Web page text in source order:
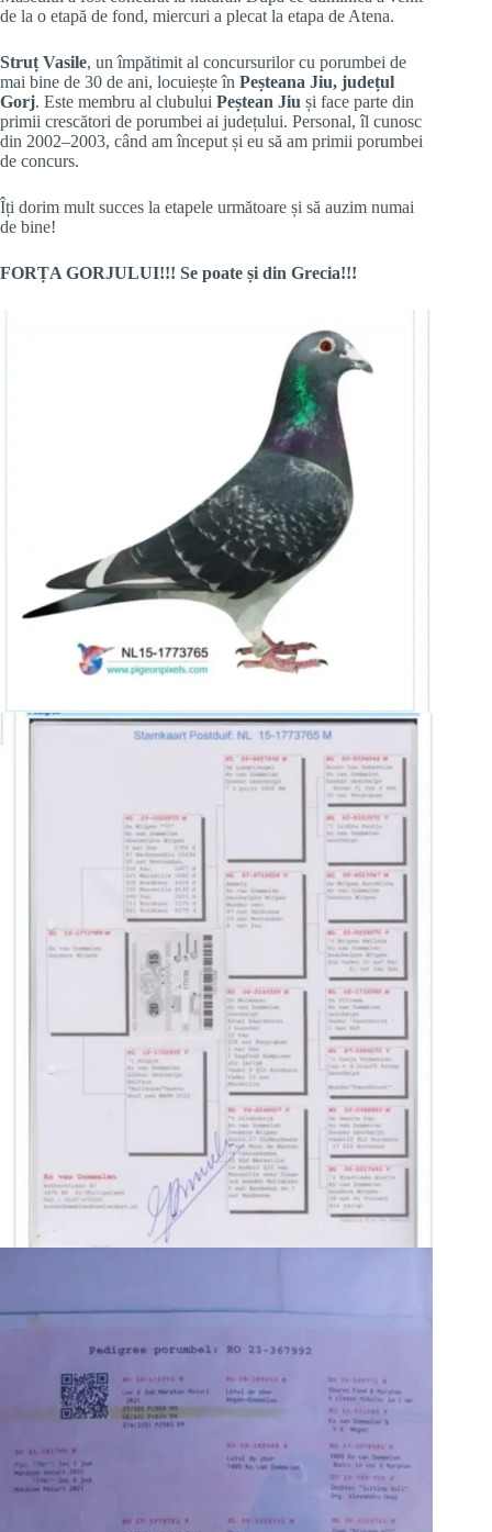
de la o etapă de fond, miercuri a plecat la etapa de Atena.
Struț Vasile, un împătimit al concursurilor cu porumbei de
mai bine de 30 de ani, locuiește în Peșteana Jiu, județul
Gorj. Este membru al clubului Peștean Jiu și face parte din
primii crescători de porumbei ai județului. Personal, îl cunosc
din 2002–2003, când am început și eu să am primii porumbei
de concurs.
Îți dorim mult succes la etapele următoare și să auzim numai
de bine!
FORȚA GORJULUI!!! Se poate și din Grecia!!!